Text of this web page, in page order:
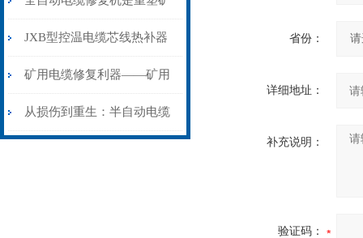
步作业法
山电力动脉的“智能外科医
生”
JXB型控温电缆芯线热补器
安装与接线：精准修复的工
艺基石
矿用电缆修复利器——矿用
电缆热补机智能控温，安全
从损伤到重生：半自动电缆
省份：
详细地址：
补充说明：
验证码：